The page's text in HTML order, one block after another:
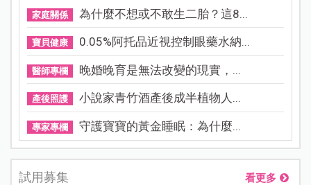
家庭關係 為什麼不想或不敢生二胎？這8...
寶貝健康 0.05%阿托品近視控制眼藥水納...
醫師專欄 晚婚晚育是無法改變的現實，...
產後照護 小說家青竹酒產後成半植物人...
專家專欄 守護寶寶的黃金睡眠：為什麼...
試用募集 看更多